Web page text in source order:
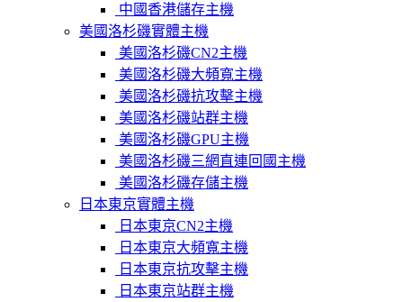
中國香港儲存主機
美國洛杉磯實體主機
美國洛杉磯CN2主機
美國洛杉磯大頻寬主機
美國洛杉磯抗攻擊主機
美國洛杉磯站群主機
美國洛杉磯GPU主機
美國洛杉磯三網直連回國主機
美國洛杉磯存儲主機
日本東京實體主機
日本東京CN2主機
日本東京大頻寬主機
日本東京抗攻擊主機
日本東京站群主機